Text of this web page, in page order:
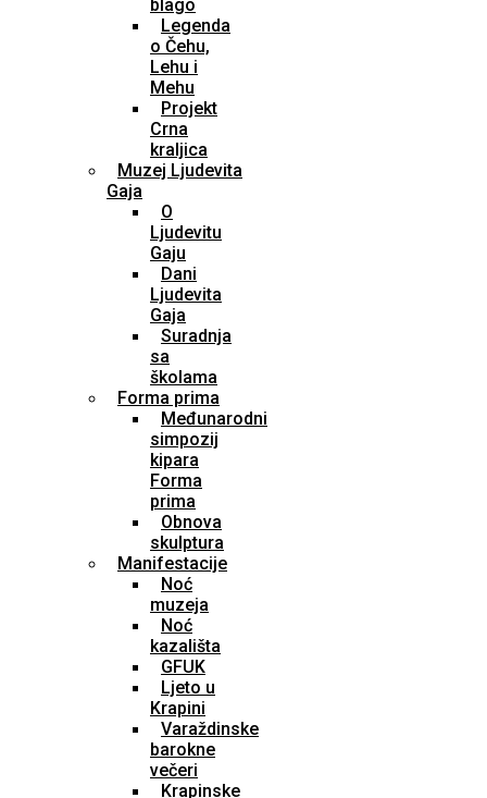
blago
Legenda
o Čehu,
Lehu i
Mehu
Projekt
Crna
kraljica
Muzej Ljudevita
Gaja
O
Ljudevitu
Gaju
Dani
Ljudevita
Gaja
Suradnja
sa
školama
Forma prima
Međunarodni
simpozij
kipara
Forma
prima
Obnova
skulptura
Manifestacije
Noć
muzeja
Noć
kazališta
GFUK
Ljeto u
Krapini
Varaždinske
barokne
večeri
Krapinske